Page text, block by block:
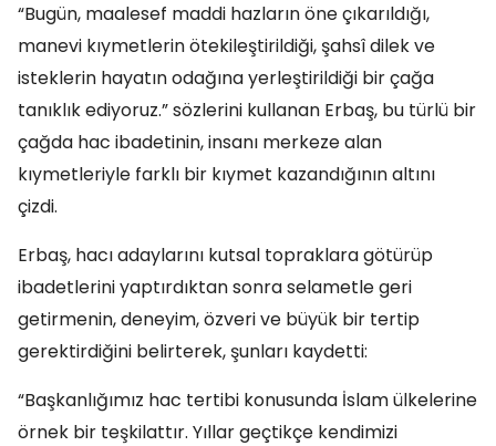
“Bugün, maalesef maddi hazların öne çıkarıldığı,
manevi kıymetlerin ötekileştirildiği, şahsî dilek ve
isteklerin hayatın odağına yerleştirildiği bir çağa
tanıklık ediyoruz.” sözlerini kullanan Erbaş, bu türlü bir
çağda hac ibadetinin, insanı merkeze alan
kıymetleriyle farklı bir kıymet kazandığının altını
çizdi.
Erbaş, hacı adaylarını kutsal topraklara götürüp
ibadetlerini yaptırdıktan sonra selametle geri
getirmenin, deneyim, özveri ve büyük bir tertip
gerektirdiğini belirterek, şunları kaydetti:
“Başkanlığımız hac tertibi konusunda İslam ülkelerine
örnek bir teşkilattır. Yıllar geçtikçe kendimizi